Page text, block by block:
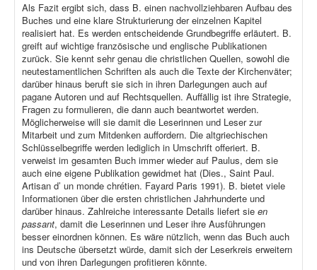
Als Fazit ergibt sich, dass B. einen nachvollziehbaren Aufbau des
Buches und eine klare Strukturierung der einzelnen Kapitel
realisiert hat. Es werden entscheidende Grundbegriffe erläutert. B.
greift auf wichtige französische und englische Publikationen
zurück. Sie kennt sehr genau die christlichen Quellen, sowohl die
neutestamentlichen Schriften als auch die Texte der Kirchenväter;
darüber hinaus beruft sie sich in ihren Darlegungen auch auf
pagane Autoren und auf Rechtsquellen. Auffällig ist ihre Strategie,
Fragen zu formulieren, die dann auch beantwortet werden.
Möglicherweise will sie damit die Leserinnen und Leser zur
Mitarbeit und zum Mitdenken auffordern. Die altgriechischen
Schlüsselbegriffe werden lediglich in Umschrift offeriert. B.
verweist im gesamten Buch immer wieder auf Paulus, dem sie
auch eine eigene Publikation gewidmet hat (Dies., Saint Paul.
Artisan d’ un monde chrétien. Fayard Paris 1991). B. bietet viele
Informationen über die ersten christlichen Jahrhunderte und
darüber hinaus. Zahlreiche interessante Details liefert sie en
passant, damit die Leserinnen und Leser ihre Ausführungen
besser einordnen können. Es wäre nützlich, wenn das Buch auch
ins Deutsche übersetzt würde, damit sich der Leserkreis erweitern
und von ihren Darlegungen profitieren könnte.